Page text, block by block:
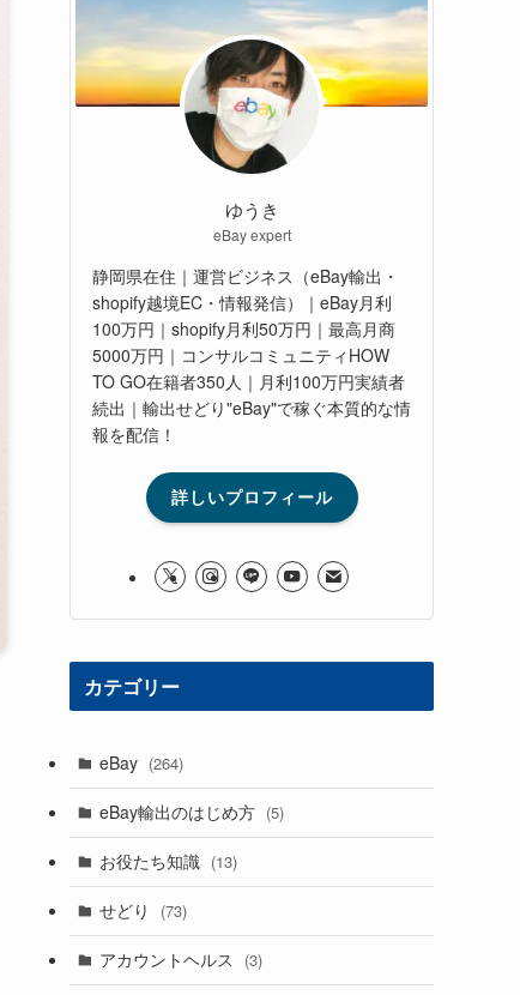
ゆうき
eBay expert
静岡県在住｜運営ビジネス（eBay輸出・
shopify越境EC・情報発信）｜eBay月利
100万円｜shopify月利50万円｜最高月商
5000万円｜コンサルコミュニティHOW
TO GO在籍者350人｜月利100万円実績者
続出｜輸出せどり"eBay"で稼ぐ本質的な情
報を配信！
詳しいプロフィール
カテゴリー
eBay (264)
eBay輸出のはじめ方 (5)
お役たち知識 (13)
せどり (73)
アカウントヘルス (3)